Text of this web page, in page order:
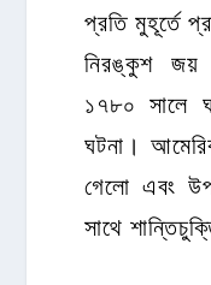
প্রতি মুহূর্তে
নিরঙ্কুশ
১৭৮০ সালে
ঘটনা।
গেলো এবং
সাথে